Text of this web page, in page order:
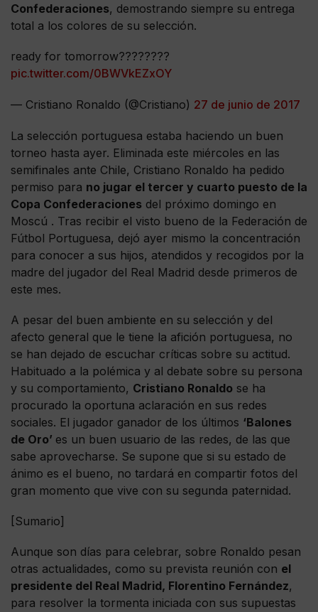
Confederaciones, demostrando siempre su entrega
total a los colores de su selección.
ready for tomorrow????????
pic.twitter.com/0BWVkEZxOY
— Cristiano Ronaldo (@Cristiano) 27 de junio de 2017
La selección portuguesa estaba haciendo un buen
torneo hasta ayer. Eliminada este miércoles en las
semifinales ante Chile, Cristiano Ronaldo ha pedido
permiso para no jugar el tercer y cuarto puesto de la
Copa Confederaciones del próximo domingo en
Moscú . Tras recibir el visto bueno de la Federación de
Fútbol Portuguesa, dejó ayer mismo la concentración
para conocer a sus hijos, atendidos y recogidos por la
madre del jugador del Real Madrid desde primeros de
este mes.
A pesar del buen ambiente en su selección y del
afecto general que le tiene la afición portuguesa, no
se han dejado de escuchar críticas sobre su actitud.
Habituado a la polémica y al debate sobre su persona
y su comportamiento, Cristiano Ronaldo se ha
procurado la oportuna aclaración en sus redes
sociales. El jugador ganador de los últimos ‘Balones
de Oro’ es un buen usuario de las redes, de las que
sabe aprovecharse. Se supone que si su estado de
ánimo es el bueno, no tardará en compartir fotos del
gran momento que vive con su segunda paternidad.
[Sumario]
Aunque son días para celebrar, sobre Ronaldo pesan
otras actualidades, como su prevista reunión con el
presidente del Real Madrid, Florentino Fernández,
para resolver la tormenta iniciada con sus supuestas